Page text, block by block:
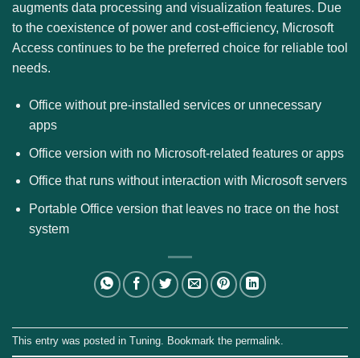
augments data processing and visualization features. Due
to the coexistence of power and cost-efficiency, Microsoft
Access continues to be the preferred choice for reliable tool
needs.
Office without pre-installed services or unnecessary
apps
Office version with no Microsoft-related features or apps
Office that runs without interaction with Microsoft servers
Portable Office version that leaves no trace on the host
system
This entry was posted in Tuning. Bookmark the permalink.